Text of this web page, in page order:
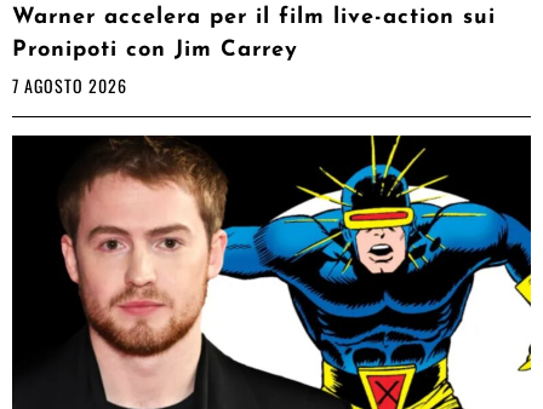
Warner accelera per il film live-action sui
Pronipoti con Jim Carrey
7 AGOSTO 2026